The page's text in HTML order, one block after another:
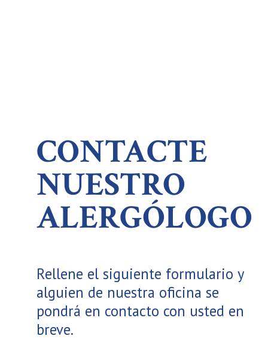
CONTACTE
NUESTRO
ALERGÓLOGO
Rellene el siguiente formulario y
alguien de nuestra oficina se
pondrá en contacto con usted en
breve.